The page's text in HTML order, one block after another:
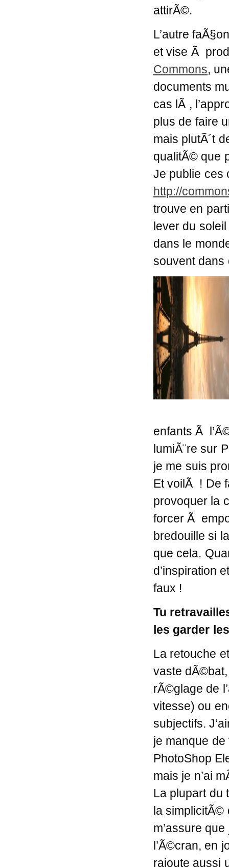
attirÃ©.
L’autre
et vise Ã
Commons,
documents
cas lÃ ,
plus de faire
mais plutÃ´t
qualitÃ© que
Je publie ces
http://
trouve en
lever du
dans le
souvent dans
enfants Ã
lumiÃ¨re sur
je me suis
Et voilÃ ! De
provoquer la
forcer Ã
bredouille si
que cela.
d’inspiration
faux !
Tu
les garder
La retouche
vaste
rÃ©glage de
vitesse) ou
subjectifs.
je manque
PhotoShop
mais je n’ai
La plupart du
la simplicitÃ©
m’assure
l’Ã©cran, en
rajoute aussi